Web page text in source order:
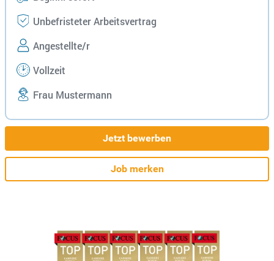
Unbefristeter Arbeitsvertrag
Angestellte/r
Vollzeit
Frau Mustermann
Jetzt bewerben
Job merken